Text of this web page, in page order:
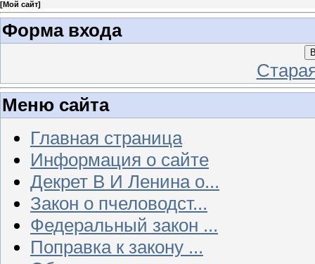
[Мой сайт]
Форма входа
Меню сайта
Главная страница
Информация о сайте
Декрет В И Ленина о...
Закон о пчеловодст...
Федеральный закон ...
Поправка к закону ...